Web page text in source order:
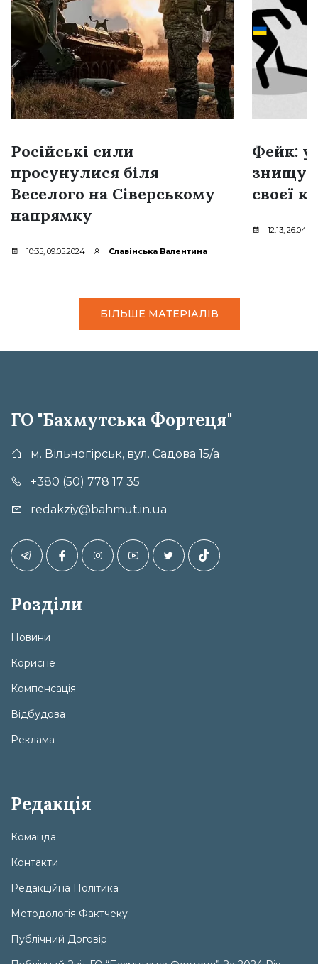
Російські сили
просунулися біля
Веселого на Сіверському
напрямку
10:35, 09.05.2024 Славінська Валентина
Фейк:
своєї
12:13,
БІЛЬШЕ МАТЕРІАЛІВ
ГО "Бахмутська Фортеця"
м. Вільногірськ, вул. Садова 15/а
+380 (50) 778 17 35
redakziy@bahmut.in.ua
Розділи
Новини
Корисне
Компенсація
Відбудова
Реклама
Редакція
Команда
Контакти
Редакційна Політика
Методологія Фактчеку
Публічний Договір